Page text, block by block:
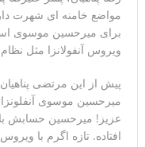
است+فیلم: تحلیل
مقامات آمریکایی:
خبرگزاری سپاه
جزیره قشم
مواضع خامنه ای شهرت
برای میرحسین موسوی
ویروس آنفولانزا مثل
پیش از این مرتضی
میرحسین موسوی
افتاده. تازه اگرم با